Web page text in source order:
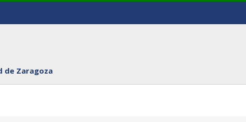
de Zaragoza